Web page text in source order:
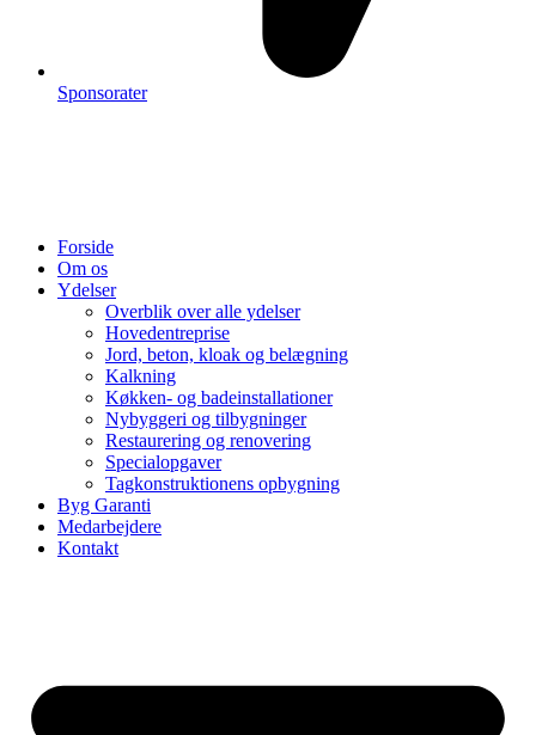
Sponsorater
Forside
Om os
Ydelser
Overblik over alle ydelser
Hovedentreprise
Jord, beton, kloak og belægning
Kalkning
Køkken- og badeinstallationer
Nybyggeri og tilbygninger
Restaurering og renovering
Specialopgaver
Tagkonstruktionens opbygning
Byg Garanti
Medarbejdere
Kontakt